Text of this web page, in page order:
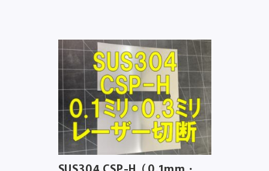
SUS304 CSP-H（0.1mm・